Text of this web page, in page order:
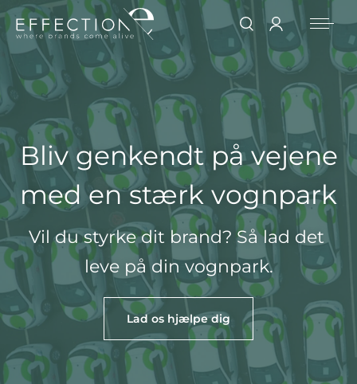
Bliv genkendt på vejene
med en stærk vognpark
Vil du styrke dit brand? Så lad det
leve på din vognpark.
Lad os hjælpe dig